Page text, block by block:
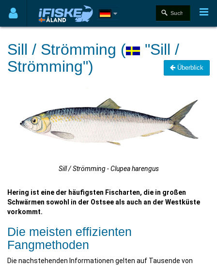
Sill / Strömming (
"Sill /
Strömming")
Überblick
Sill / Strömming - Clupea harengus
Hering ist eine der häufigsten Fischarten, die in großen
Schwärmen sowohl in der Ostsee als auch an der Westküste
vorkommt.
Die meisten effizienten
Fangmethoden
Die nachstehenden Informationen gelten auf Tausende von